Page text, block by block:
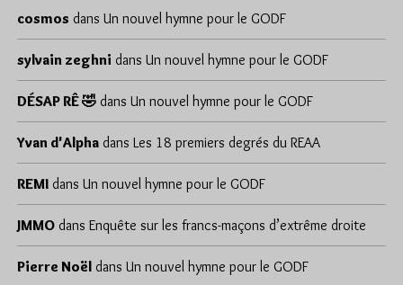
cosmos dans Un nouvel hymne pour le GODF
sylvain zeghni dans Un nouvel hymne pour le GODF
DÉSAP RÊ 🤣 dans Un nouvel hymne pour le GODF
Yvan d'Alpha dans Les 18 premiers degrés du REAA
REMI dans Un nouvel hymne pour le GODF
JMMO dans Enquête sur les francs-maçons d’extrême droite
Pierre Noël dans Un nouvel hymne pour le GODF